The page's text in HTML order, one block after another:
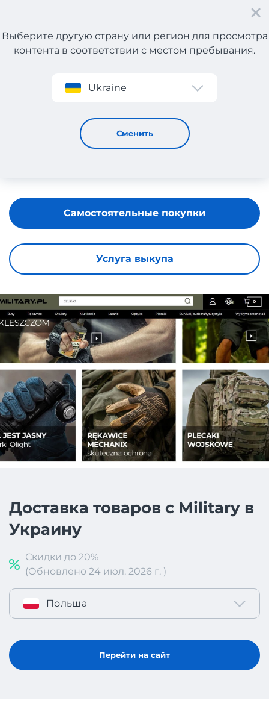
Регистрация
Выберите другую страну или регион для просмотра
контента в соответствии с местом пребывания.
Ukraine
Сменить
Military
Услуга выкупа
Самостоятельные покупки
Доставка товаров с Military в
Украину
Скидки до 20%
(Обновлено 24 июл. 2026 г. )
Польша
Перейти на сайт